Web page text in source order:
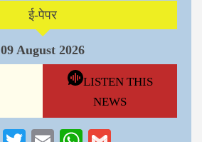
ई-पेपर
09 August 2026
LISTEN THIS
NEWS